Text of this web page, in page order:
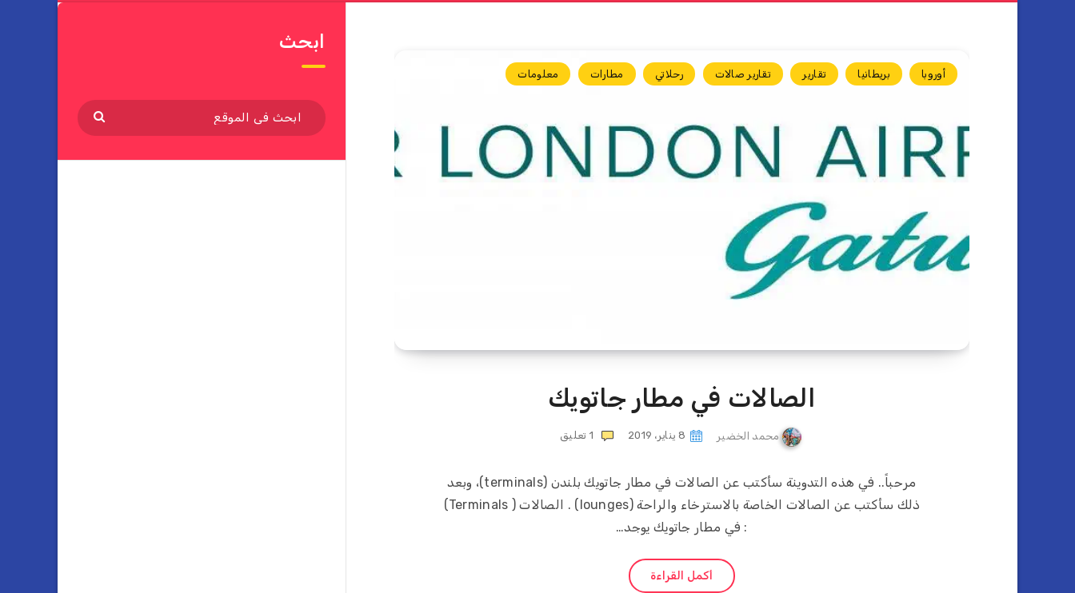
أوروبا بريطانيا تقارير تقارير صالات رحلاتي مطارات معلومات
الصالات في مطار جاتويك
محمد الخضير 8 يناير، 2019 1 تعليق
مرحباً.. في هذه التدوينة سأكتب عن الصالات في مطار جاتويك بلندن (terminals)، وبعد
ذلك سأكتب عن الصالات الخاصة بالاسترخاء والراحة (lounges) . الصالات ( Terminals)
: في مطار جاتويك يوجد…
أكمل القراءة
ابحث